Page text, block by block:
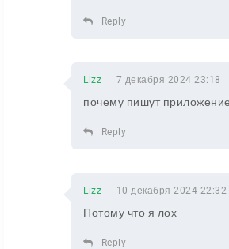
Reply
Lizz 7 декабря 2024 23:18
почему пишут
Reply
Lizz 10 декабря 2024 22:32
Потому что я лох
Reply